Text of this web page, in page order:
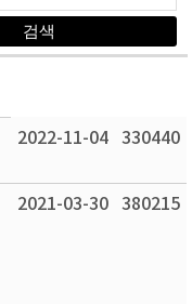
2022-11-04 330440
2021-03-30 380215